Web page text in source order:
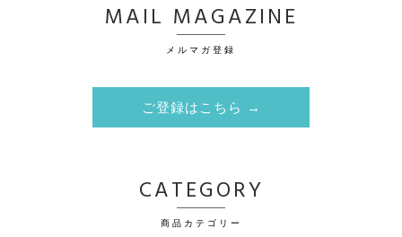
MAIL MAGAZINE
メルマガ登録
ご登録はこちら →
CATEGORY
商品カテゴリー